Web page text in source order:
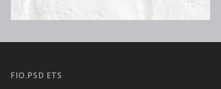
FIO.PSD ETS